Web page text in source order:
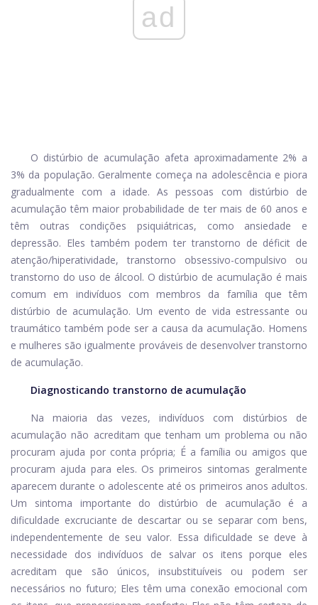
ad
O distúrbio de acumulação afeta aproximadamente 2% a
3% da população. Geralmente começa na adolescência e piora
gradualmente com a idade. As pessoas com distúrbio de
acumulação têm maior probabilidade de ter mais de 60 anos e
têm outras condições psiquiátricas, como ansiedade e
depressão. Eles também podem ter transtorno de déficit de
atenção/hiperatividade, transtorno obsessivo-compulsivo ou
transtorno do uso de álcool. O distúrbio de acumulação é mais
comum em indivíduos com membros da família que têm
distúrbio de acumulação. Um evento de vida estressante ou
traumático também pode ser a causa da acumulação. Homens
e mulheres são igualmente prováveis ​​de desenvolver transtorno
de acumulação.
Diagnosticando transtorno de acumulação
Na maioria das vezes, indivíduos com distúrbios de
acumulação não acreditam que tenham um problema ou não
procuram ajuda por conta própria; É a família ou amigos que
procuram ajuda para eles. Os primeiros sintomas geralmente
aparecem durante o adolescente até os primeiros anos adultos.
Um sintoma importante do distúrbio de acumulação é a
dificuldade excruciante de descartar ou se separar com bens,
independentemente de seu valor. Essa dificuldade se deve à
necessidade dos indivíduos de salvar os itens porque eles
acreditam que são únicos, insubstituíveis ou podem ser
necessários no futuro; Eles têm uma conexão emocional com